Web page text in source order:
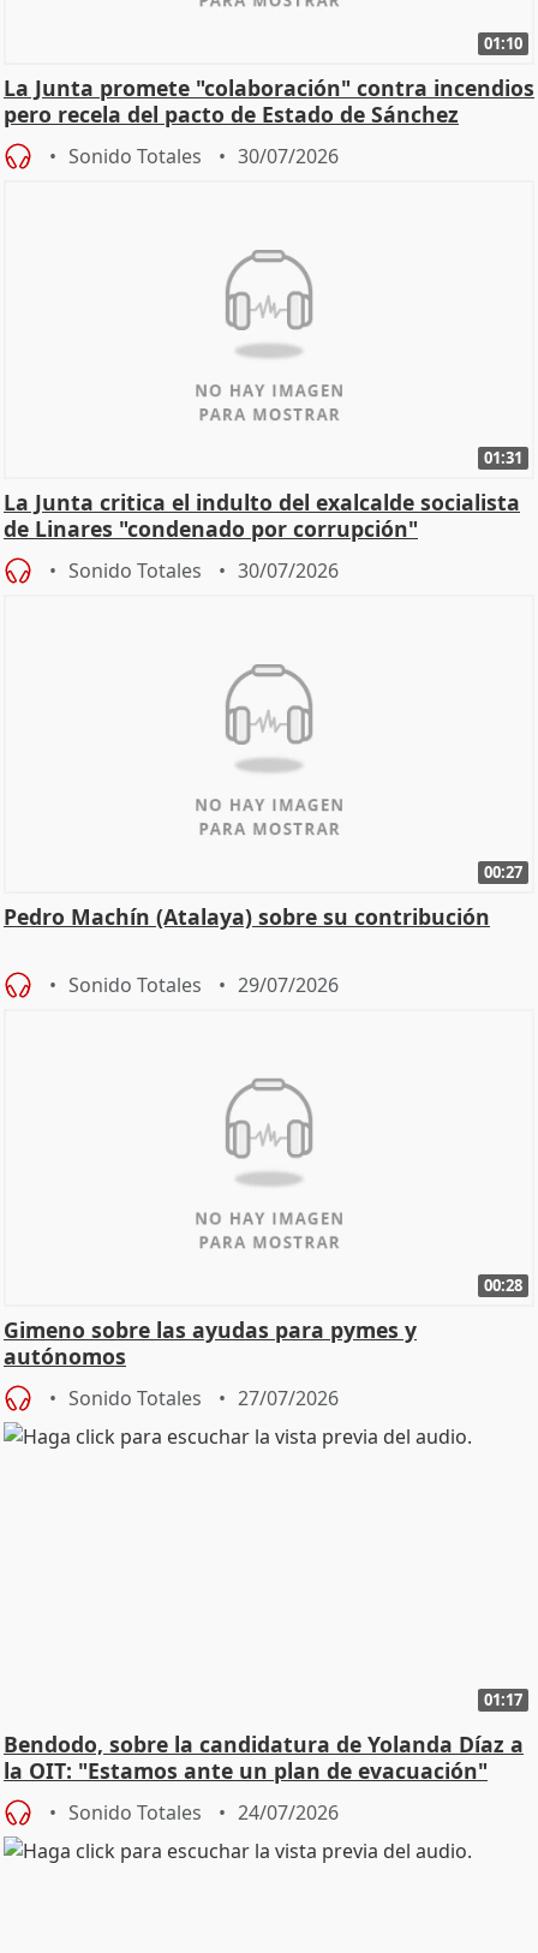
01:10
La Junta promete "colaboración" contra incendios
pero recela del pacto de Estado de Sánchez
Sonido Totales 30/07/2026
01:31
La Junta critica el indulto del exalcalde socialista
de Linares "condenado por corrupción"
Sonido Totales 30/07/2026
00:27
Pedro Machín (Atalaya) sobre su contribución
Sonido Totales 29/07/2026
00:28
Gimeno sobre las ayudas para pymes y
autónomos
Sonido Totales 27/07/2026
01:17
Bendodo, sobre la candidatura de Yolanda Díaz a
la OIT: "Estamos ante un plan de evacuación"
Sonido Totales 24/07/2026